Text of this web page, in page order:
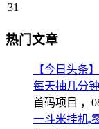
31
热门文章
【今日头条
每天抽几分
首码项目 ，
一斗米挂机,